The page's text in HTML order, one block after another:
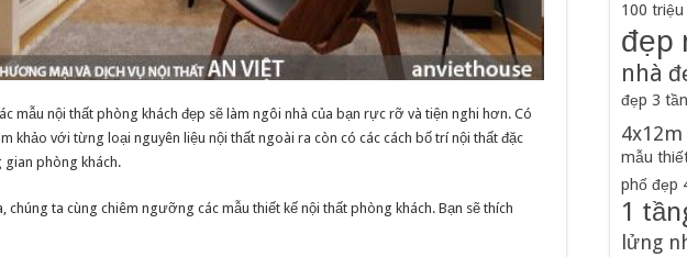
mẫu nội thất phòng khách đẹp sẽ làm ngôi nhà của bạn rực rỡ và tiện nghi hơn. Có
khảo với từng loại nguyên liệu nội thất ngoài ra còn có các cách bố trí nội thất đặc
phòng khách.
chúng ta cùng chiêm ngưỡng các mẫu thiết kế nội thất phòng khách. Bạn sẽ thích
100 triệu
đẹp
nhà
đẹp 3
4x12m
mẫu
phố đẹp
1
lửng